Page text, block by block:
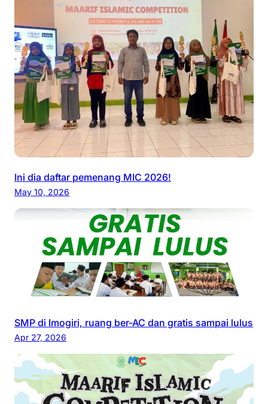
Ini dia daftar pemenang MIC 2026!
May 10, 2026
SMP di Imogiri, ruang ber-AC dan gratis sampai lulus
Apr 27, 2026